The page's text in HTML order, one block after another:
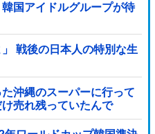
国アイドルグループが待
戦後の日本人の特別な生
沖縄のスーパーに行って
売れ残っていたんで